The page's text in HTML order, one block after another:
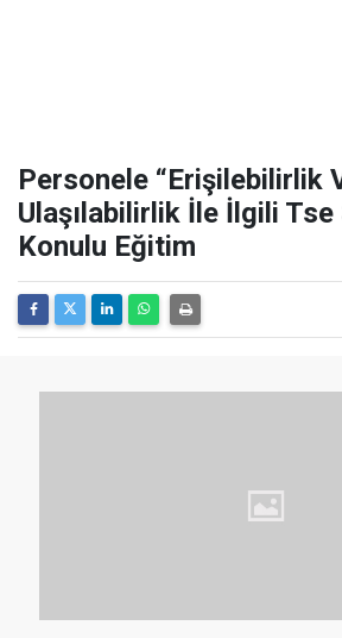
Personele “Erişilebilirlik
Ulaşılabilirlik İle İlgili Tse
Konulu Eğitim